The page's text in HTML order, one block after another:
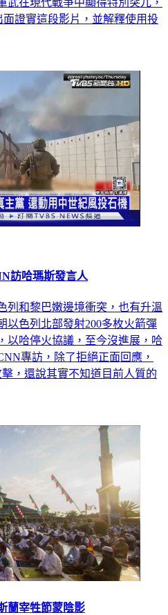
武在現代戰爭中顯得特別突兀，
證實這段影片，並解釋使用投
訪哈瑪斯發言人
列和黎巴嫩邊境衝突，也有升溫
以色列北部發射200多枚火箭彈
以哈停火協議，至今沒進展，哈
專訪，除了拒絕正面回應，
，還說其實不知道目前人質的
蘭宰牲節蒙陰影